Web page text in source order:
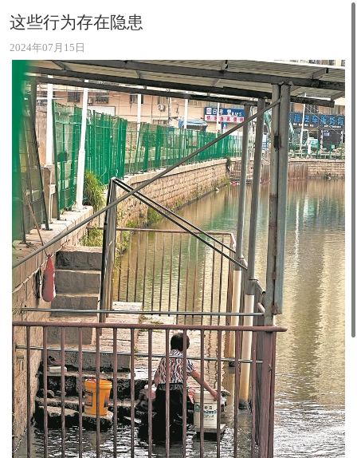
这些行为存在隐患
2024年07月15日